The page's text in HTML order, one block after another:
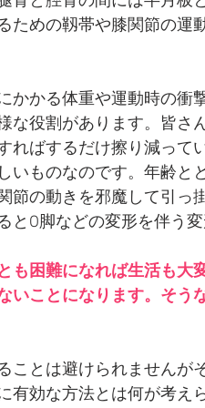
ための靱帯や膝関節の運
かる体重や運動時の衝
な役割があります。皆さ
ればするだけ擦り減って
いものなのです。年齢と
節の動きを邪魔して引っ
とO脚などの変形を伴う
も困難になれば生活も大
いことになります。そう
とは避けられませんが
有効な方法とは何が考え